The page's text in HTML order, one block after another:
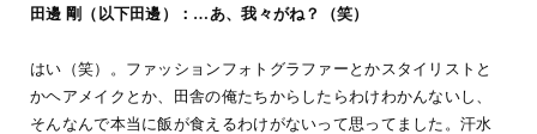
田邊 剛（以下田邊）：…あ、我々がね？（笑）
はい（笑）。ファッションフォトグラファーとかスタイリストと
かヘアメイクとか、田舎の俺たちからしたらわけわかんないし、
そんなんで本当に飯が食えるわけがないって思ってました。汗水